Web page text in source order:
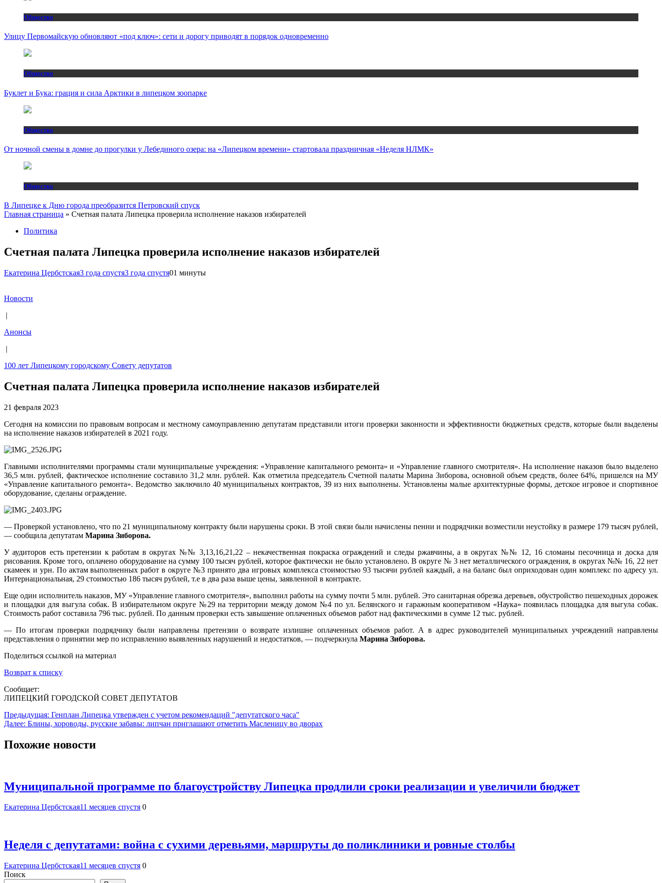
Общество
Улицу Первомайскую обновляют «под ключ»: сети и дорогу приводят в порядок одновременно
Общество
Буклет и Бука: грация и сила Арктики в липецком зоопарке
Общество
От ночной смены в домне до прогулки у Лебединого озера: на «Липецком времени» стартовала праздничная «Неделя НЛМК»
Общество
В Липецке к Дню города преобразится Петровский спуск
Главная страница » Счетная палата Липецка проверила исполнение наказов избирателей
Политика
Счетная палата Липецка проверила исполнение наказов избирателей
Екатерина Цербстская3 года спустя3 года спустя01 минуты
Новости
|
Анонсы
|
100 лет Липецкому городскому Совету депутатов
Счетная палата Липецка проверила исполнение наказов избирателей
21 февраля 2023
Сегодня на комиссии по правовым вопросам и местному самоуправлению депутатам представили итоги проверки законности и эффективности бюджетных средств, которые были выделены
на исполнение наказов избирателей в 2021 году.
Главными исполнителями программы стали муниципальные учреждения: «Управление капитального ремонта» и «Управление главного смотрителя». На исполнение наказов было выделено
36,5 млн. рублей, фактическое исполнение составило 31,2 млн. рублей. Как отметила председатель Счетной палаты Марина Зиборова, основной объем средств, более 64%, пришелся на МУ
«Управление капитального ремонта». Ведомство заключило 40 муниципальных контрактов, 39 из них выполнены. Установлены малые архитектурные формы, детское игровое и спортивное
оборудование, сделаны ограждение.
— Проверкой установлено, что по 21 муниципальному контракту были нарушены сроки. В этой связи были начислены пенни и подрядчики возместили неустойку в размере 179 тысяч рублей,
— сообщила депутатам Марина Зиборова.
У аудиторов есть претензии к работам в округах №№ 3,13,16,21,22 – некачественная покраска ограждений и следы ржавчины, а в округах №№ 12, 16 сломаны песочница и доска для
рисования. Кроме того, оплачено оборудование на сумму 100 тысяч рублей, которое фактически не было установлено. В округе № 3 нет металлического ограждения, в округах №№ 16, 22 нет
скамеек и урн. По актам выполненных работ в округе №3 принято два игровых комплекса стоимостью 93 тысячи рублей каждый, а на баланс был оприходован один комплекс по адресу ул.
Интернациональная, 29 стоимостью 186 тысяч рублей, т.е в два раза выше цены, заявленной в контракте.
Еще один исполнитель наказов, МУ «Управление главного смотрителя», выполнил работы на сумму почти 5 млн. рублей. Это санитарная обрезка деревьев, обустройство пешеходных дорожек
и площадки для выгула собак. В избирательном округе №29 на территории между домом №4 по ул. Белянского и гаражным кооперативом «Наука» появилась площадка для выгула собак.
Стоимость работ составила 796 тыс. рублей. По данным проверки есть завышение оплаченных объемов работ над фактическими в сумме 12 тыс. рублей.
— По итогам проверки подрядчику были направлены претензии о возврате излишне оплаченных объемов работ. А в адрес руководителей муниципальных учреждений направлены
представления о принятии мер по исправлению выявленных нарушений и недостатков, — подчеркнула Марина Зиборова.
Поделиться ссылкой на материал
Возврат к списку
Сообщает:
ЛИПЕЦКИЙ ГОРОДСКОЙ СОВЕТ ДЕПУТАТОВ
Навигация
по
записям
Предыдущая: Генплан Липецка утвержден с учетом рекомендаций "депутатского часа"
Далее: Блины, хороводы, русские забавы: липчан приглашают отметить Масленицу во дворах
Похожие новости
Муниципальной программе по благоустройству Липецка продлили сроки реализации и увеличили бюджет
Екатерина Цербстская11 месяцев спустя 0
Неделя с депутатами: война с сухими деревьями, маршруты до поликлиники и ровные столбы
Екатерина Цербстская11 месяцев спустя 0
Поиск